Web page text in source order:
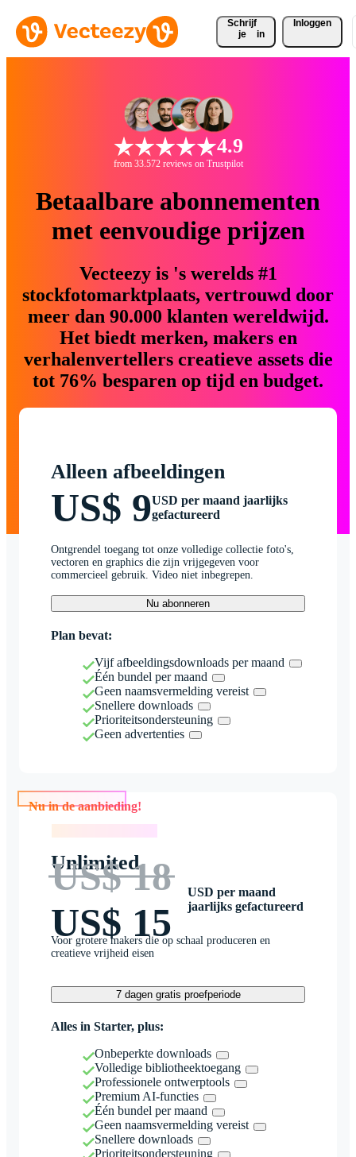
Schrijf
je
in
Inloggen
4.9
from 33.572 reviews on Trustpilot
Betaalbare abonnementen
met eenvoudige prijzen
Vecteezy is 's werelds #1
stockfotomarktplaats, vertrouwd door
meer dan 90.000 klanten wereldwijd.
Het biedt merken, makers en
verhalenvertellers creatieve assets die
tot 76% besparen op tijd en budget.
Alleen afbeeldingen
US$ 9USD per maand jaarlijks
gefactureerd
Ontgrendel toegang tot onze volledige collectie foto's,
vectoren en graphics die zijn vrijgegeven voor
commercieel gebruik. Video niet inbegrepen.
Nu abonneren
Plan bevat:
Vijf afbeeldingsdownloads per maand
Één bundel per maand
Geen naamsvermelding vereist
Snellere downloads
Prioriteitsondersteuning
Geen advertenties
Nu in de aanbieding!
Unlimited
US$ 18
US$ 15
USD per maand
jaarlijks gefactureerd
Voor grotere makers die op schaal produceren en
creatieve vrijheid eisen
7 dagen gratis proefperiode
Alles in Starter, plus:
Onbeperkte downloads
Volledige bibliotheektoegang
Professionele ontwerptools
Premium AI-functies
Één bundel per maand
Geen naamsvermelding vereist
Snellere downloads
Prioriteitsondersteuning